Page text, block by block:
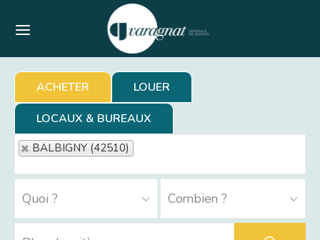
ACHETER
LOUER
LOCAUX & BUREAUX
BALBIGNY (42510)